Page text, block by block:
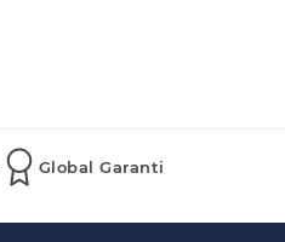
Global Garanti